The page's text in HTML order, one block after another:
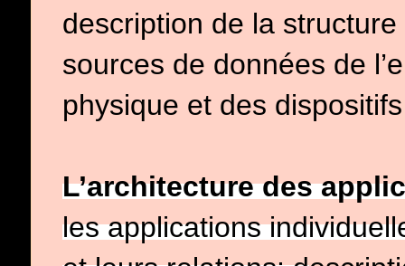
description de la
sources de données de
physique et des
L’architecture des
les applications